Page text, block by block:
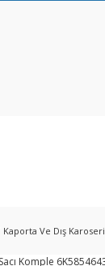
Kaporta Ve Dış Karoseri